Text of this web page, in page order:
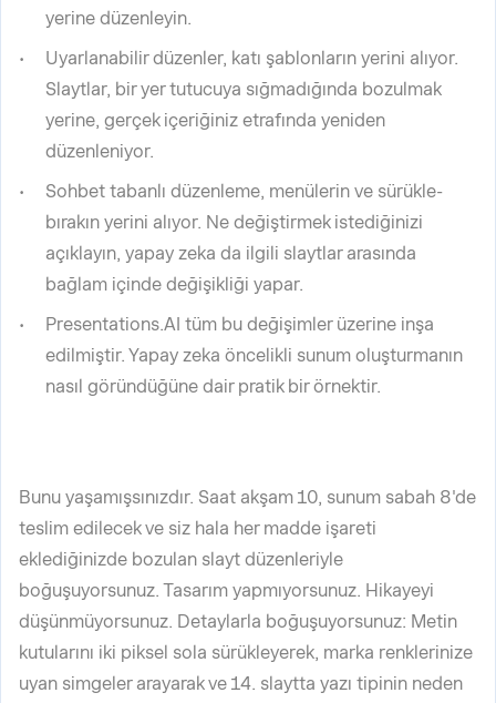
yerine düzenleyin.
Uyarlanabilir düzenler, katı şablonların yerini alıyor.
Slaytlar, bir yer tutucuya sığmadığında bozulmak
yerine, gerçek içeriğiniz etrafında yeniden
düzenleniyor.
Sohbet tabanlı düzenleme, menülerin ve sürükle-
bırakın yerini alıyor. Ne değiştirmek istediğinizi
açıklayın, yapay zeka da ilgili slaytlar arasında
bağlam içinde değişikliği yapar.
Presentations.AI tüm bu değişimler üzerine inşa
edilmiştir. Yapay zeka öncelikli sunum oluşturmanın
nasıl göründüğüne dair pratik bir örnektir.
Bunu yaşamışsınızdır. Saat akşam 10, sunum sabah 8'de
teslim edilecek ve siz hala her madde işareti
eklediğinizde bozulan slayt düzenleriyle
boğuşuyorsunuz. Tasarım yapmıyorsunuz. Hikayeyi
düşünmüyorsunuz. Detaylarla boğuşuyorsunuz: Metin
kutularını iki piksel sola sürükleyerek, marka renklerinize
uyan simgeler arayarak ve 14. slaytta yazı tipinin neden